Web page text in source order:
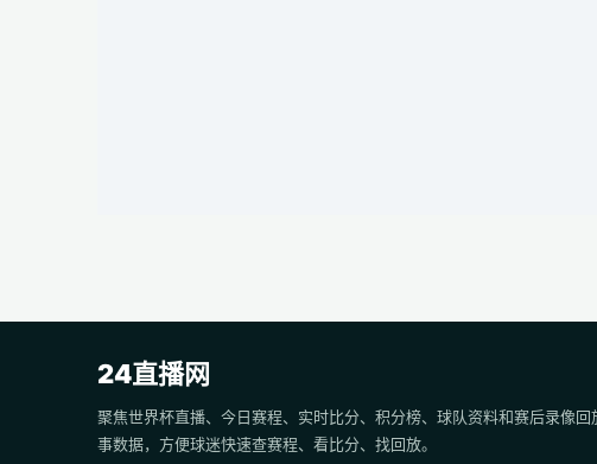
24直播网
聚焦世界杯直播、今日赛程、实时比分、积分榜、球队资料和赛后录像
事数据，方便球迷快速查赛程、看比分、找回放。